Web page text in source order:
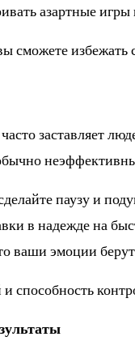
азартные
сможете избежать
заставляет
паузу и
в надежде на
ваши эмоции
способность